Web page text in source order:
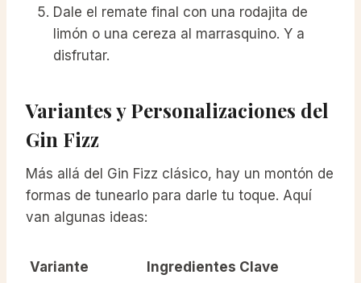
Dale el remate final con una rodajita de
limón o una cereza al marrasquino. Y a
disfrutar.
Variantes y Personalizaciones del
Gin Fizz
Más allá del Gin Fizz clásico, hay un montón de
formas de tunearlo para darle tu toque. Aquí
van algunas ideas:
Variante Ingredientes Clave